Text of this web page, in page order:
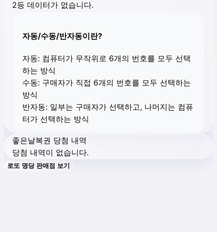
2등 데이터가 없습니다.
자동/수동/반자동이란?
자동: 컴퓨터가 무작위로 6개의 번호를 모두 선택
하는 방식
수동: 구매자가 직접 6개의 번호를 모두 선택하는
방식
반자동: 일부는 구매자가 선택하고, 나머지는 컴퓨
터가 선택하는 방식
좋은날복권 당첨 내역
당첨 내역이 없습니다.
로또 명당 판매점 보기